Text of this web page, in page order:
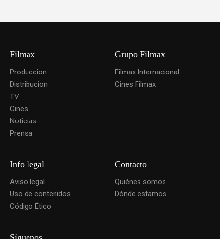
Filmax
Produccion
Distribucion
TV
Cines
Noticias
Prensa
Grupo Filmax
Filmax Internacional
Cines Filmax
Info legal
Aviso legal
Uso de contenidos
Código Ético
Contacto
Quiénes somos
Dónde estamos
Síguenos